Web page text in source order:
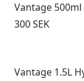
Vantage 500ml
Pris:
300 SEK
Vantage 1.5L